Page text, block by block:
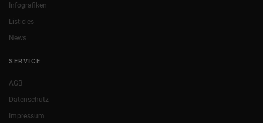
Infografiken
Listicles
News
SERVICE
AGB
Datenschutz
Impressum